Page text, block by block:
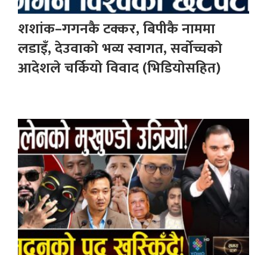
शशांक–गगनकै टक्कर, बिपीकै नाममा
लडाइँ, देउवाको भव्य स्वागत, सर्वोच्चको
आदेशले चर्कियो विवाद (भिडियोसहित)